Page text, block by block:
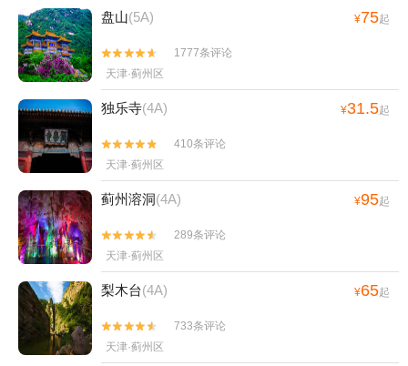
盘山(5A) ¥75起


1777条评论
天津·蓟州区
独乐寺(4A) ¥31.5起


410条评论
天津·蓟州区
蓟州溶洞(4A) ¥95起


289条评论
天津·蓟州区
梨木台(4A) ¥65起


733条评论
天津·蓟州区